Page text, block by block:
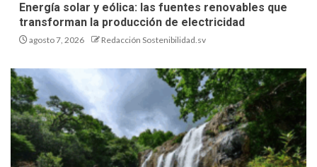
Energía solar y eólica: las fuentes renovables que
transforman la producción de electricidad
agosto 7, 2026 Redacción Sostenibilidad.sv